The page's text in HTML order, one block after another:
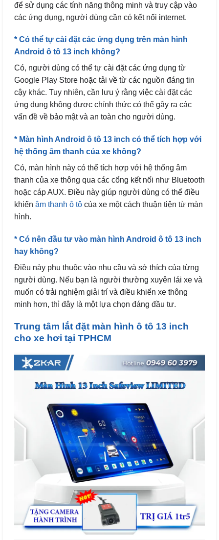
để sử dụng các tính năng thông minh và truy cập vào
các ứng dụng, người dùng cần có kết nối internet.
* Có thể tự cài đặt các ứng dụng trên màn hình
Android ô tô 13 inch không?
Có, người dùng có thể tự cài đặt các ứng dụng từ
Google Play Store hoặc tải về từ các nguồn đáng tin
cậy khác. Tuy nhiên, cần lưu ý rằng việc cài đặt các
ứng dụng không được chính thức có thể gây ra các
vấn đề về bảo mật và an toàn cho người dùng.
* Màn hình Android ô tô 13 inch có thể tích hợp với
hệ thống âm thanh của xe không?
Có, màn hình này có thể tích hợp với hệ thống âm
thanh của xe thông qua các cổng kết nối như Bluetooth
hoặc cáp AUX. Điều này giúp người dùng có thể điều
khiển âm thanh ô tô của xe một cách thuận tiện từ màn
hình.
* Có nên đầu tư vào màn hình Android ô tô 13 inch
hay không?
Điều này phụ thuộc vào nhu cầu và sở thích của từng
người dùng. Nếu bạn là người thường xuyên lái xe và
muốn có trải nghiệm giải trí và điều khiển xe thông
minh hơn, thì đây là một lựa chọn đáng đầu tư.
Trung tâm lắt đặt màn hình ô tô 13 inch
cho xe hơi tại TPHCM